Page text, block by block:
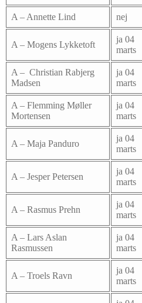
A – Annette Lind nej
A – Mogens Lykketoft
ja 04
marts
A – Christian Rabjerg
Madsen
ja 04
marts
A – Flemming Møller
Mortensen
ja 04
marts
A – Maja Panduro
ja 04
marts
A – Jesper Petersen
ja 04
marts
A – Rasmus Prehn
ja 04
marts
A – Lars Aslan
Rasmussen
ja 04
marts
A – Troels Ravn
ja 04
marts